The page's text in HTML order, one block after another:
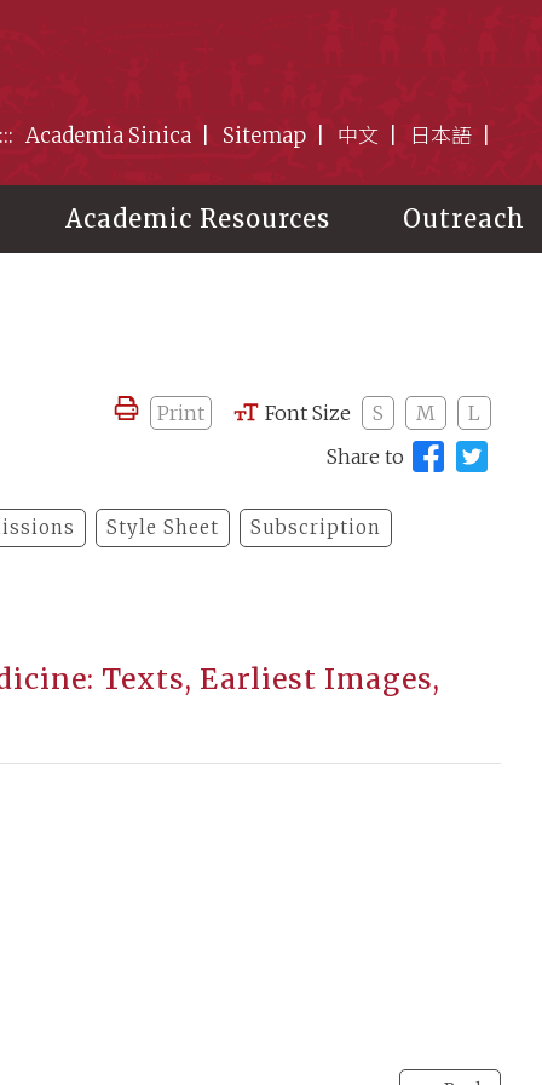
::: Academia Sinica Sitemap 中文 日本語
Academic Resources Outreach
Print Font Size S M
L
Share to
Style Sheet Subscription
Texts, Earliest Images,